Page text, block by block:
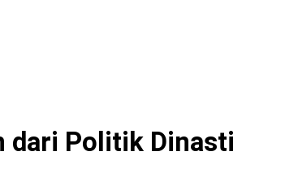
dari Politik Dinasti